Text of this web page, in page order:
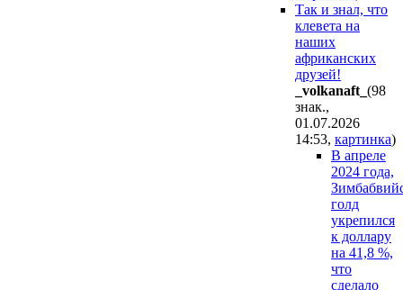
Так и знал, что
клевета на
наших
африканских
друзей!
_volkanaft_ (98
знак.,
01.07.2026
14:53, картинка)
В апреле
2024 года,
голд
укрепился
к доллару
на 41,8 %,
что
сделало